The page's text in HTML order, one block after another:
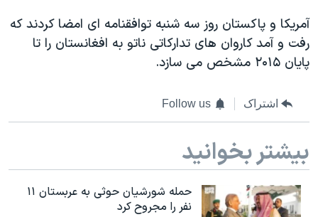
آمریکا و پاکستان روز سه شنبه توافقنامه ای امضا کردند که
رفت و آمد کاروان های تدارکاتی ناتو به افغانستان را تا
پایان ۲۰۱۵ مشخص می سازد.
اشتراک Follow us
بیشتر بخوانید
حمله شورشیان حوثی به عربستان ۱۱
نفر را مجروح کرد